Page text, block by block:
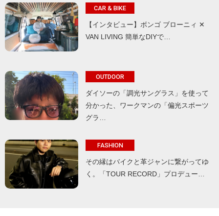
CAR & BIKE
【インタビュー】ボンゴ ブローニィ ✕
VAN LIVING 簡単なDIYで…
OUTDOOR
ダイソーの「調光サングラス」を使って
分かった、ワークマンの「偏光スポーツ
グラ…
FASHION
その縁はバイクと革ジャンに繋がってゆ
く。「TOUR RECORD」プロデュー…